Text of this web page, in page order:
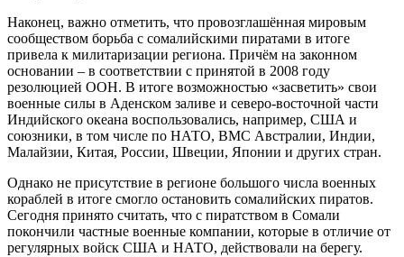
Наконец, важно отметить, что провозглашённая мировым
сообществом борьба с сомалийскими пиратами в итоге
привела к милитаризации региона. Причём на законном
основании – в соответствии с принятой в 2008 году
резолюцией ООН. В итоге возможностью «засветить» свои
военные силы в Аденском заливе и северо-восточной части
Индийского океана воспользовались, например, США и
союзники, в том числе по НАТО, ВМС Австралии, Индии,
Малайзии, Китая, России, Швеции, Японии и других стран.
Однако не присутствие в регионе большого числа военных
кораблей в итоге смогло остановить сомалийских пиратов.
Сегодня принято считать, что с пиратством в Сомали
покончили частные военные компании, которые в отличие от
регулярных войск США и НАТО, действовали на берегу.